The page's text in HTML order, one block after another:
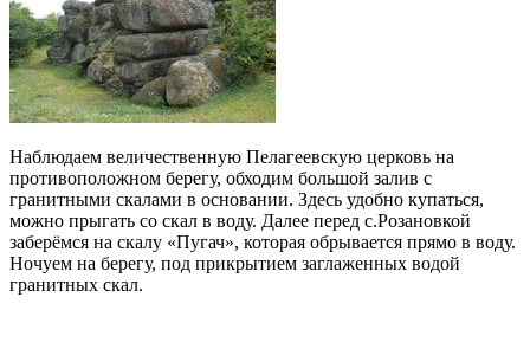
Наблюдаем величественную Пелагеевскую церковь на
противоположном берегу, обходим большой залив с
гранитными скалами в основании. Здесь удобно купаться,
можно прыгать со скал в воду. Далее перед с.Розановкой
заберёмся на скалу «Пугач», которая обрывается прямо в воду.
Ночуем на берегу, под прикрытием заглаженных водой
гранитных скал.